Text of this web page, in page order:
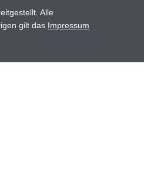
Alle
gilt das Impressum